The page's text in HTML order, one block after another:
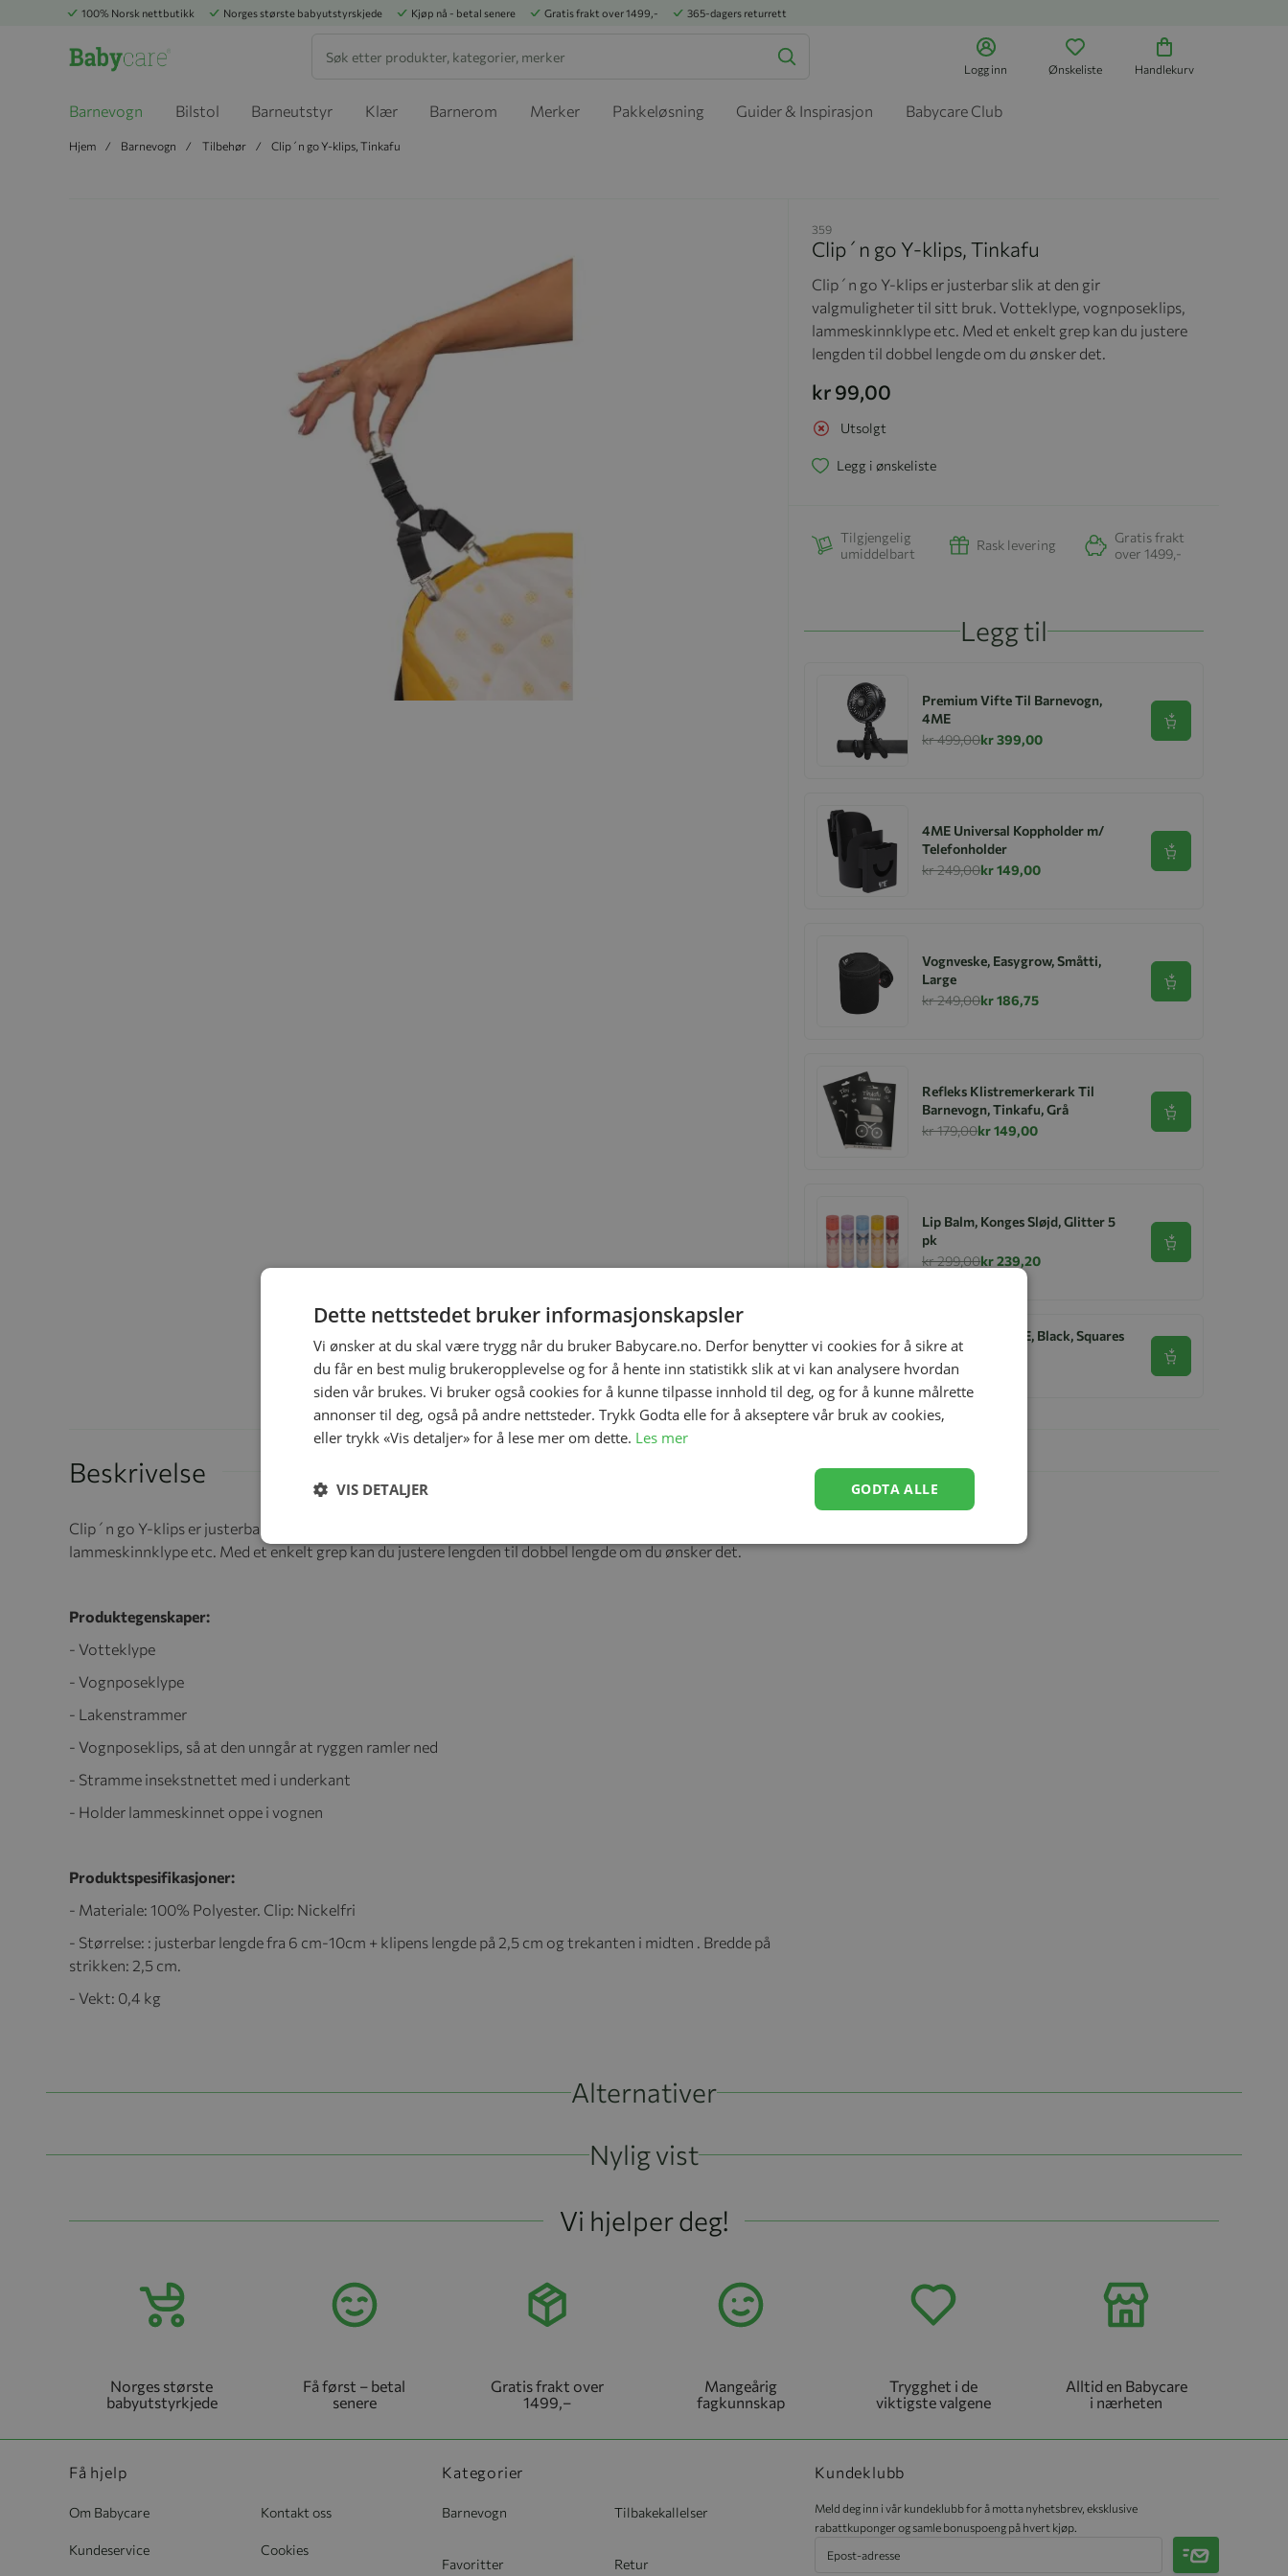
100% Norsk nettbutikk Norges største babyutstyrskjede Kjøp nå - betal senere Gratis frakt over 1499,- 365-dagers returrett
Logg inn Ønskeliste Handlekurv
Barnevogn Bilstol Barneutstyr Klær Barnerom Merker Pakkeløsning Guider & Inspirasjon Babycare Club
Hjem Barnevogn Tilbehør Clip´n go Y-klips, Tinkafu
359
Clip´n go Y-klips, Tinkafu
Clip´n go Y-klips er justerbar slik at den gir
valgmuligheter til sitt bruk. Votteklype, vognposeklips,
lammeskinnklype etc. Med et enkelt grep kan du justere
lengden til dobbel lengde om du ønsker det.
kr 99,00
Utsolgt
Legg i ønskeliste
Tilgjengelig
umiddelbart
Rask levering
Gratis frakt
over 1499,-
Legg til
Premium Vifte Til Barnevogn,
4ME
kr 499,00kr 399,00
Se produkt
4ME Universal Koppholder m/
Telefonholder
kr 249,00kr 149,00
Se produkt
Vognveske, Easygrow, Småtti,
Large
kr 249,00kr 186,75
Se produkt
Refleks Klistremerkerark Til
Barnevogn, Tinkafu, Grå
kr 179,00kr 149,00
Se produkt
Lip Balm, Konges Sløjd, Glitter 5
pk
kr 299,00kr 239,20
Se produkt
Håndvarmer, 4ME, Black, Squares
Fur
kr 399,00
Se produkt
Beskrivelse
Clip´n go Y-klips er justerbar slik at den gir valgmuligheter til sitt bruk. Votteklype, vognposeklips,
lammeskinnklype etc. Med et enkelt grep kan du justere lengden til dobbel lengde om du ønsker det.
Produktegenskaper:
- Votteklype
- Vognposeklype
- Lakenstrammer
- Vognposeklips, så at den unngår at ryggen ramler ned
- Stramme insekstnettet med i underkant
- Holder lammeskinnet oppe i vognen
Produktspesifikasjoner:
- Materiale: 100% Polyester. Clip: Nickelfri
- Størrelse: : justerbar lengde fra 6 cm-10cm + klipens lengde på 2,5 cm og trekanten i midten . Bredde på
strikken: 2,5 cm.
- Vekt: 0,4 kg
Alternativer
Nylig vist
Vi hjelper deg!
Norges største
babyutstyrkjede
Få først – betal
senere
Gratis frakt over
1499,–
Mangeårig
fagkunnskap
Trygghet i de
viktigste valgene
Alltid en Babycare
i nærheten
Få hjelp
Om Babycare Kontakt oss
Kundeservice Cookies
Kategorier
Barnevogn Tilbakekallelser
Favoritter Retur
Kundeklubb
Meld deg inn i vår kundeklubb for å motta nyhetsbrev, eksklusive
rabattkuponger og samle bonuspoeng på hvert kjøp.
Dette nettstedet bruker informasjonskapsler
Vi ønsker at du skal være trygg når du bruker Babycare.no. Derfor benytter vi cookies for å sikre at
du får en best mulig brukeropplevelse og for å hente inn statistikk slik at vi kan analysere hvordan
siden vår brukes. Vi bruker også cookies for å kunne tilpasse innhold til deg, og for å kunne målrette
annonser til deg, også på andre nettsteder. Trykk Godta elle for å akseptere vår bruk av cookies,
eller trykk «Vis detaljer» for å lese mer om dette. Les mer
GODTA ALLE
VIS DETALJER